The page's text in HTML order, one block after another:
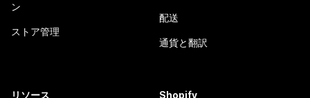
ン
ストア管理
配送
通貨と翻訳
リソース Shopify